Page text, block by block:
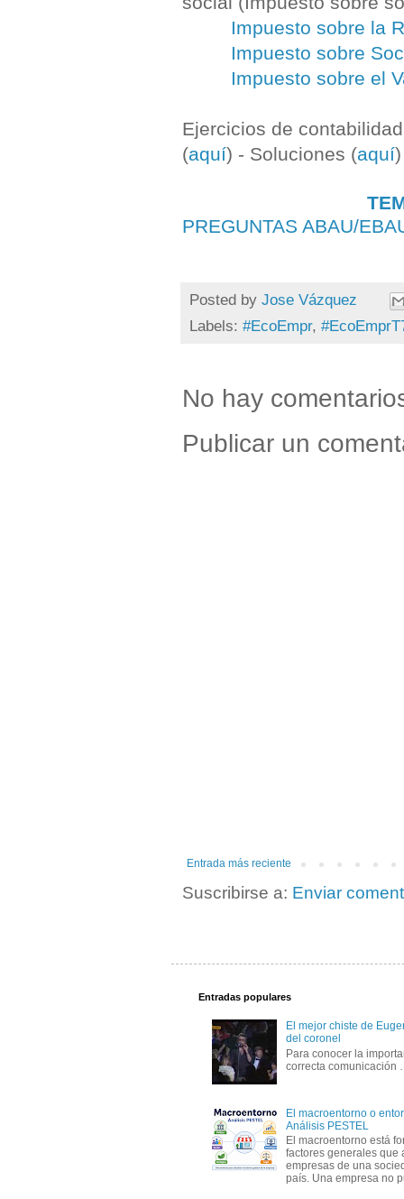
Impuesto sobre la
Impuesto sobre
Impuesto sobre el
Ejercicios de
(aquí) - Soluciones (aquí)
PREGUNTAS ABAU/
Posted by Jose Vázquez
Labels: #EcoEmpr,
No hay
Publicar un
Entrada más reciente
Suscribirse a: Enviar
Entradas populares
El mejor chiste de
del coronel
Para conocer la
correcta
El macroentorno o
Análisis PESTEL
El macroentorno está
factores generales que
empresas de una
país. Una empresa no